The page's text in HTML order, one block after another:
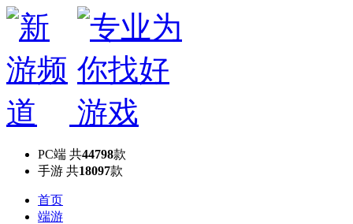
PC端 共44798款
手游 共18097款
首页
端游